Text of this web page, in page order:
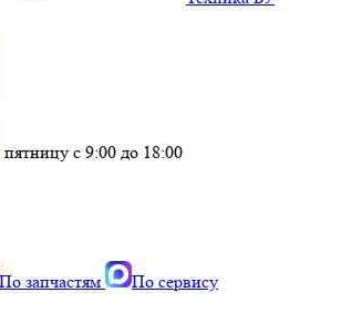
с 9:00 до 18:00
По запчастям По сервису